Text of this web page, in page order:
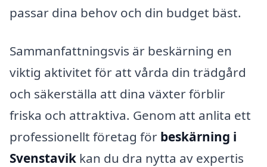
passar dina behov och din budget bäst.
Sammanfattningsvis är beskärning en
viktig aktivitet för att vårda din trädgård
och säkerställa att dina växter förblir
friska och attraktiva. Genom att anlita ett
professionellt företag för beskärning i
Svenstavik kan du dra nytta av expertis